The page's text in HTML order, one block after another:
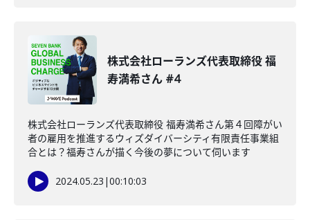
株式会社ローランズ代表取締役 福
寿満希さん #4
株式会社ローランズ代表取締役 福寿満希さん第４回障がい
者の雇用を推進するウィズダイバーシティ有限責任事業組
合とは？福寿さんが描く今後の夢について伺います
2024.05.23 |00:10:03